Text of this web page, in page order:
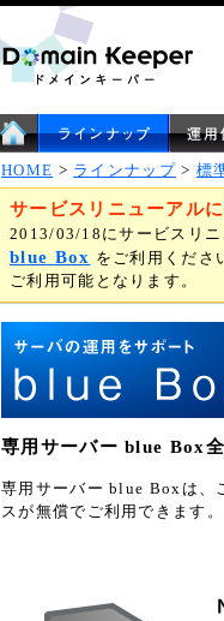
HOME > ラインナップ> 標
サービスリニューアル
2013/03/18にサービスリ
blue Box をご利用くださ
ご利用可能となります。
専用サーバー blue Box
専用サーバー blue Boxは、
スが無償でご利用できます。